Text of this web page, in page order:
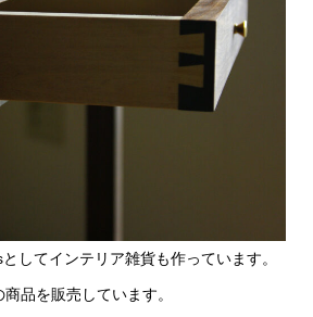
してインテリア雑貨も作っています。
品を販売しています。